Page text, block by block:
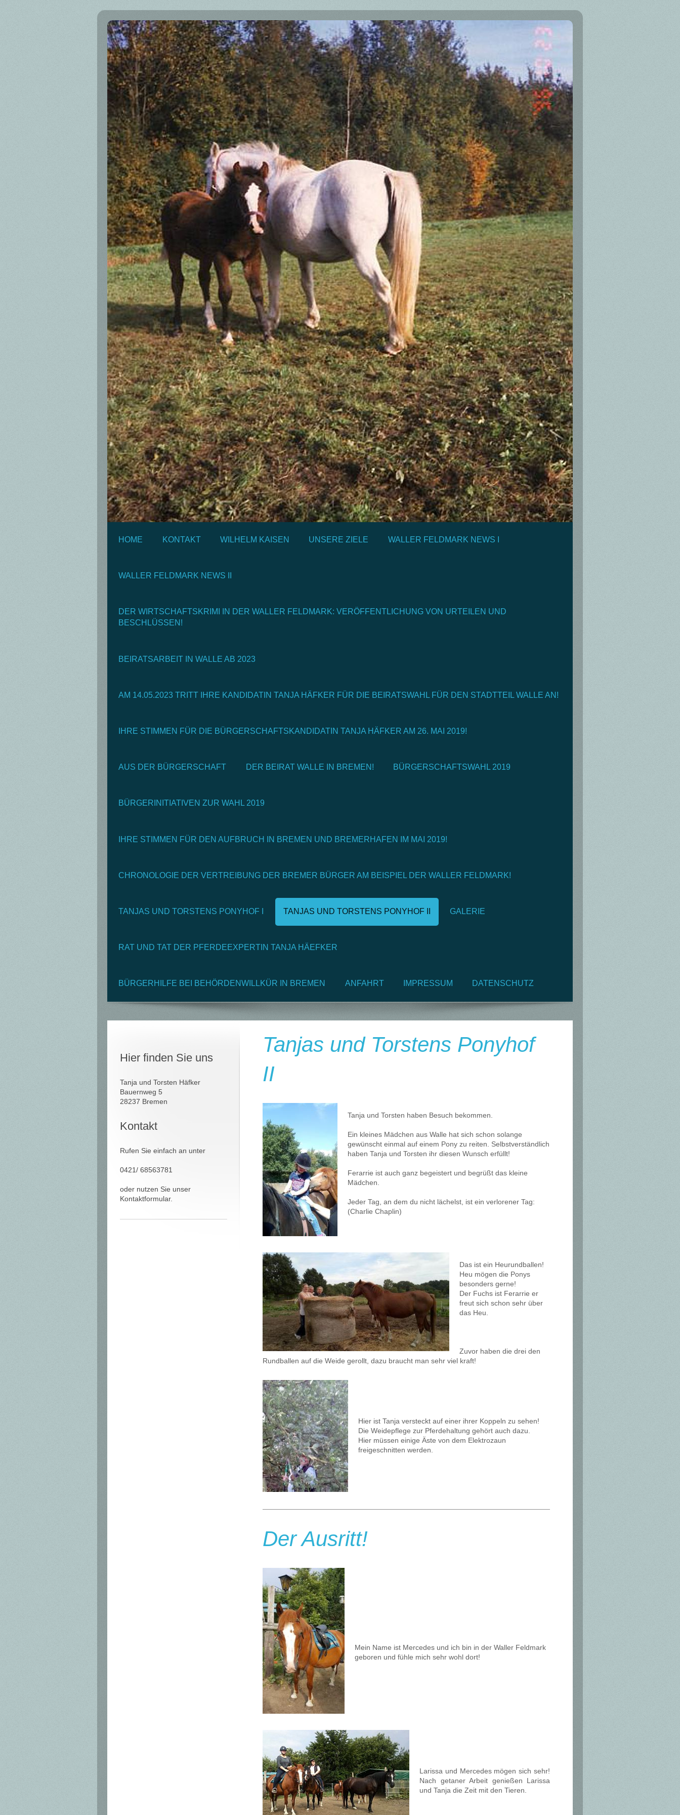
HOME KONTAKT WILHELM KAISEN UNSERE ZIELE WALLER FELDMARK NEWS I
WALLER FELDMARK NEWS II
DER WIRTSCHAFTSKRIMI IN DER WALLER FELDMARK: VERÖFFENTLICHUNG VON URTEILEN UND
BESCHLÜSSEN!
BEIRATSARBEIT IN WALLE AB 2023
AM 14.05.2023 TRITT IHRE KANDIDATIN TANJA HÄFKER FÜR DIE BEIRATSWAHL FÜR DEN STADTTEIL WALLE AN!
IHRE STIMMEN FÜR DIE BÜRGERSCHAFTSKANDIDATIN TANJA HÄFKER AM 26. MAI 2019!
AUS DER BÜRGERSCHAFT DER BEIRAT WALLE IN BREMEN! BÜRGERSCHAFTSWAHL 2019
BÜRGERINITIATIVEN ZUR WAHL 2019
IHRE STIMMEN FÜR DEN AUFBRUCH IN BREMEN UND BREMERHAFEN IM MAI 2019!
CHRONOLOGIE DER VERTREIBUNG DER BREMER BÜRGER AM BEISPIEL DER WALLER FELDMARK!
TANJAS UND TORSTENS PONYHOF I TANJAS UND TORSTENS PONYHOF II GALERIE
RAT UND TAT DER PFERDEEXPERTIN TANJA HÄEFKER
BÜRGERHILFE BEI BEHÖRDENWILLKÜR IN BREMEN ANFAHRT IMPRESSUM DATENSCHUTZ
Tanjas und Torstens Ponyhof
II
Tanja und Torsten haben Besuch bekommen.
Ein kleines Mädchen aus Walle hat sich schon solange
gewünscht einmal auf einem Pony zu reiten. Selbstverständlich
haben Tanja und Torsten ihr diesen Wunsch erfüllt!
Ferarrie ist auch ganz begeistert und begrüßt das kleine
Mädchen.
Jeder Tag, an dem du nicht lächelst, ist ein verlorener Tag:
(Charlie Chaplin)
Das ist ein Heurundballen!
Heu mögen die Ponys
besonders gerne!
Der Fuchs ist Ferarrie er
freut sich schon sehr über
das Heu.
Zuvor haben die drei den
Rundballen auf die Weide gerollt, dazu braucht man sehr viel kraft!
Hier ist Tanja versteckt auf einer ihrer Koppeln zu sehen!
Die Weidepflege zur Pferdehaltung gehört auch dazu.
Hier müssen einige Äste von dem Elektrozaun
freigeschnitten werden.
Der Ausritt!
Mein Name ist Mercedes und ich bin in der Waller Feldmark
geboren und fühle mich sehr wohl dort!
Larissa und Mercedes mögen sich sehr!
Nach getaner Arbeit genießen Larissa
und Tanja die Zeit mit den Tieren.
Hier finden Sie uns
Tanja und Torsten Häfker
Bauernweg 5
28237 Bremen
Kontakt
Rufen Sie einfach an unter
0421/ 68563781
oder nutzen Sie unser
Kontaktformular.